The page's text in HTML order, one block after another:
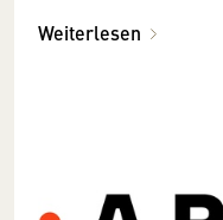
Weiterlesen